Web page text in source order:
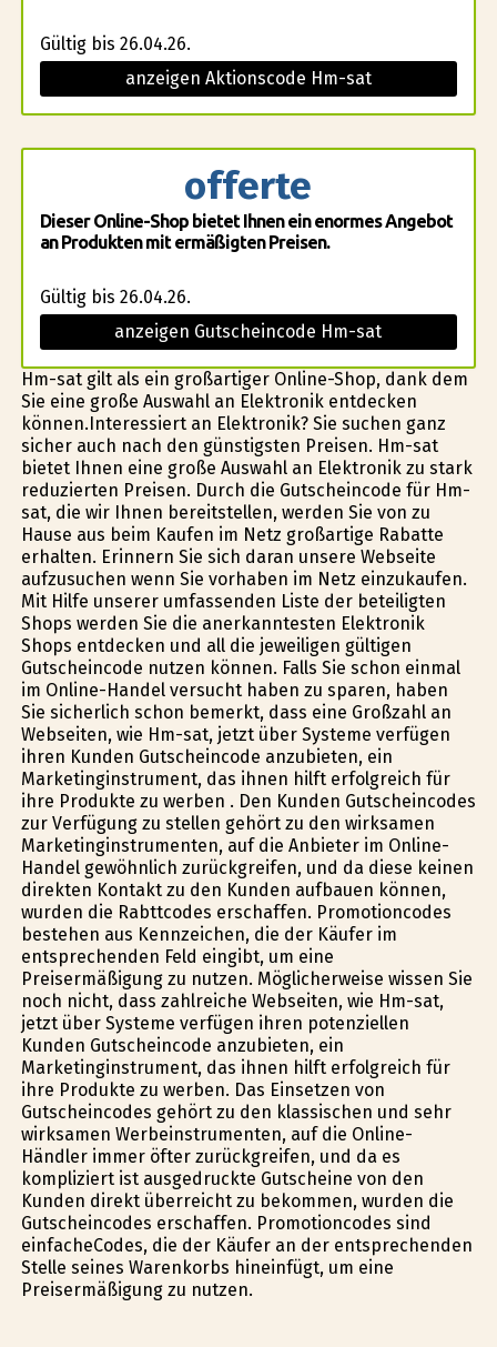
Gültig bis 26.04.26.
anzeigen Aktionscode Hm-sat
offerte
Dieser Online-Shop bietet Ihnen ein enormes Angebot
an Produkten mit ermäßigten Preisen.
Gültig bis 26.04.26.
anzeigen Gutscheincode Hm-sat
Hm-sat gilt als ein großartiger Online-Shop, dank dem
Sie eine große Auswahl an Elektronik entdecken
können.Interessiert an Elektronik? Sie suchen ganz
sicher auch nach den günstigsten Preisen. Hm-sat
bietet Ihnen eine große Auswahl an Elektronik zu stark
reduzierten Preisen. Durch die Gutscheincode für Hm-
sat, die wir Ihnen bereitstellen, werden Sie von zu
Hause aus beim Kaufen im Netz großartige Rabatte
erhalten. Erinnern Sie sich daran unsere Webseite
aufzusuchen wenn Sie vorhaben im Netz einzukaufen.
Mit Hilfe unserer umfassenden Liste der beteiligten
Shops werden Sie die anerkanntesten Elektronik
Shops entdecken und all die jeweiligen gültigen
Gutscheincode nutzen können. Falls Sie schon einmal
im Online-Handel versucht haben zu sparen, haben
Sie sicherlich schon bemerkt, dass eine Großzahl an
Webseiten, wie Hm-sat, jetzt über Systeme verfügen
ihren Kunden Gutscheincode anzubieten, ein
Marketinginstrument, das ihnen hilft erfolgreich für
ihre Produkte zu werben . Den Kunden Gutscheincodes
zur Verfügung zu stellen gehört zu den wirksamen
Marketinginstrumenten, auf die Anbieter im Online-
Handel gewöhnlich zurückgreifen, und da diese keinen
direkten Kontakt zu den Kunden aufbauen können,
wurden die Rabttcodes erschaffen. Promotioncodes
bestehen aus Kennzeichen, die der Käufer im
entsprechenden Feld eingibt, um eine
Preisermäßigung zu nutzen. Möglicherweise wissen Sie
noch nicht, dass zahlreiche Webseiten, wie Hm-sat,
jetzt über Systeme verfügen ihren potenziellen
Kunden Gutscheincode anzubieten, ein
Marketinginstrument, das ihnen hilft erfolgreich für
ihre Produkte zu werben. Das Einsetzen von
Gutscheincodes gehört zu den klassischen und sehr
wirksamen Werbeinstrumenten, auf die Online-
Händler immer öfter zurückgreifen, und da es
kompliziert ist ausgedruckte Gutscheine von den
Kunden direkt überreicht zu bekommen, wurden die
Gutscheincodes erschaffen. Promotioncodes sind
einfacheCodes, die der Käufer an der entsprechenden
Stelle seines Warenkorbs hineinfügt, um eine
Preisermäßigung zu nutzen.